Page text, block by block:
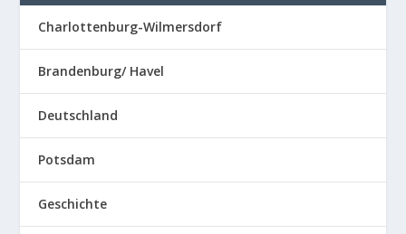
Charlottenburg-Wilmersdorf
Brandenburg/ Havel
Deutschland
Potsdam
Geschichte